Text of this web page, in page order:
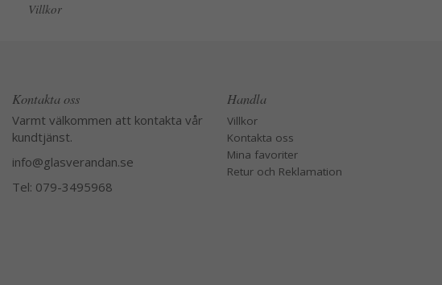
Villkor
Kontakta oss
Varmt välkommen att kontakta vår
kundtjänst.
info@glasverandan.se
Tel: 079-3495968
Handla
Villkor
Kontakta oss
Mina favoriter
Retur och Reklamation